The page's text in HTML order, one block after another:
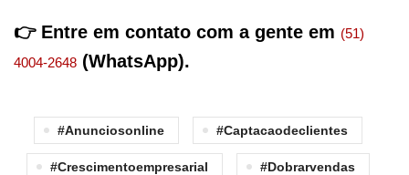
👉 Entre em contato com a gente em (51)
4004-2648 (WhatsApp).
#anunciosonline #captacaodeclientes
#crescimentoempresarial #dobrarvendas